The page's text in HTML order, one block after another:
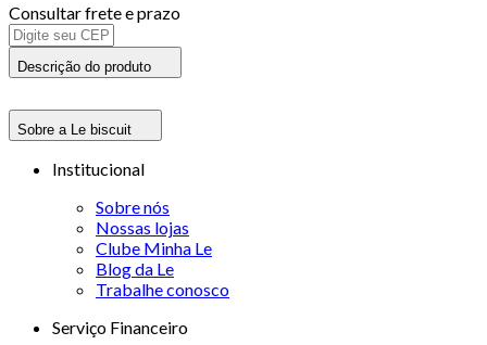
Consultar frete e prazo
Descrição do produto
Sobre a Le biscuit
Institucional
Sobre nós
Nossas lojas
Clube Minha Le
Blog da Le
Trabalhe conosco
Serviço Financeiro